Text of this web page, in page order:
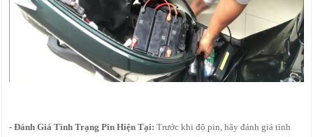
- Đánh Giá Tình Trạng Pin Hiện Tại: Trước khi độ pin, hãy đánh giá tình